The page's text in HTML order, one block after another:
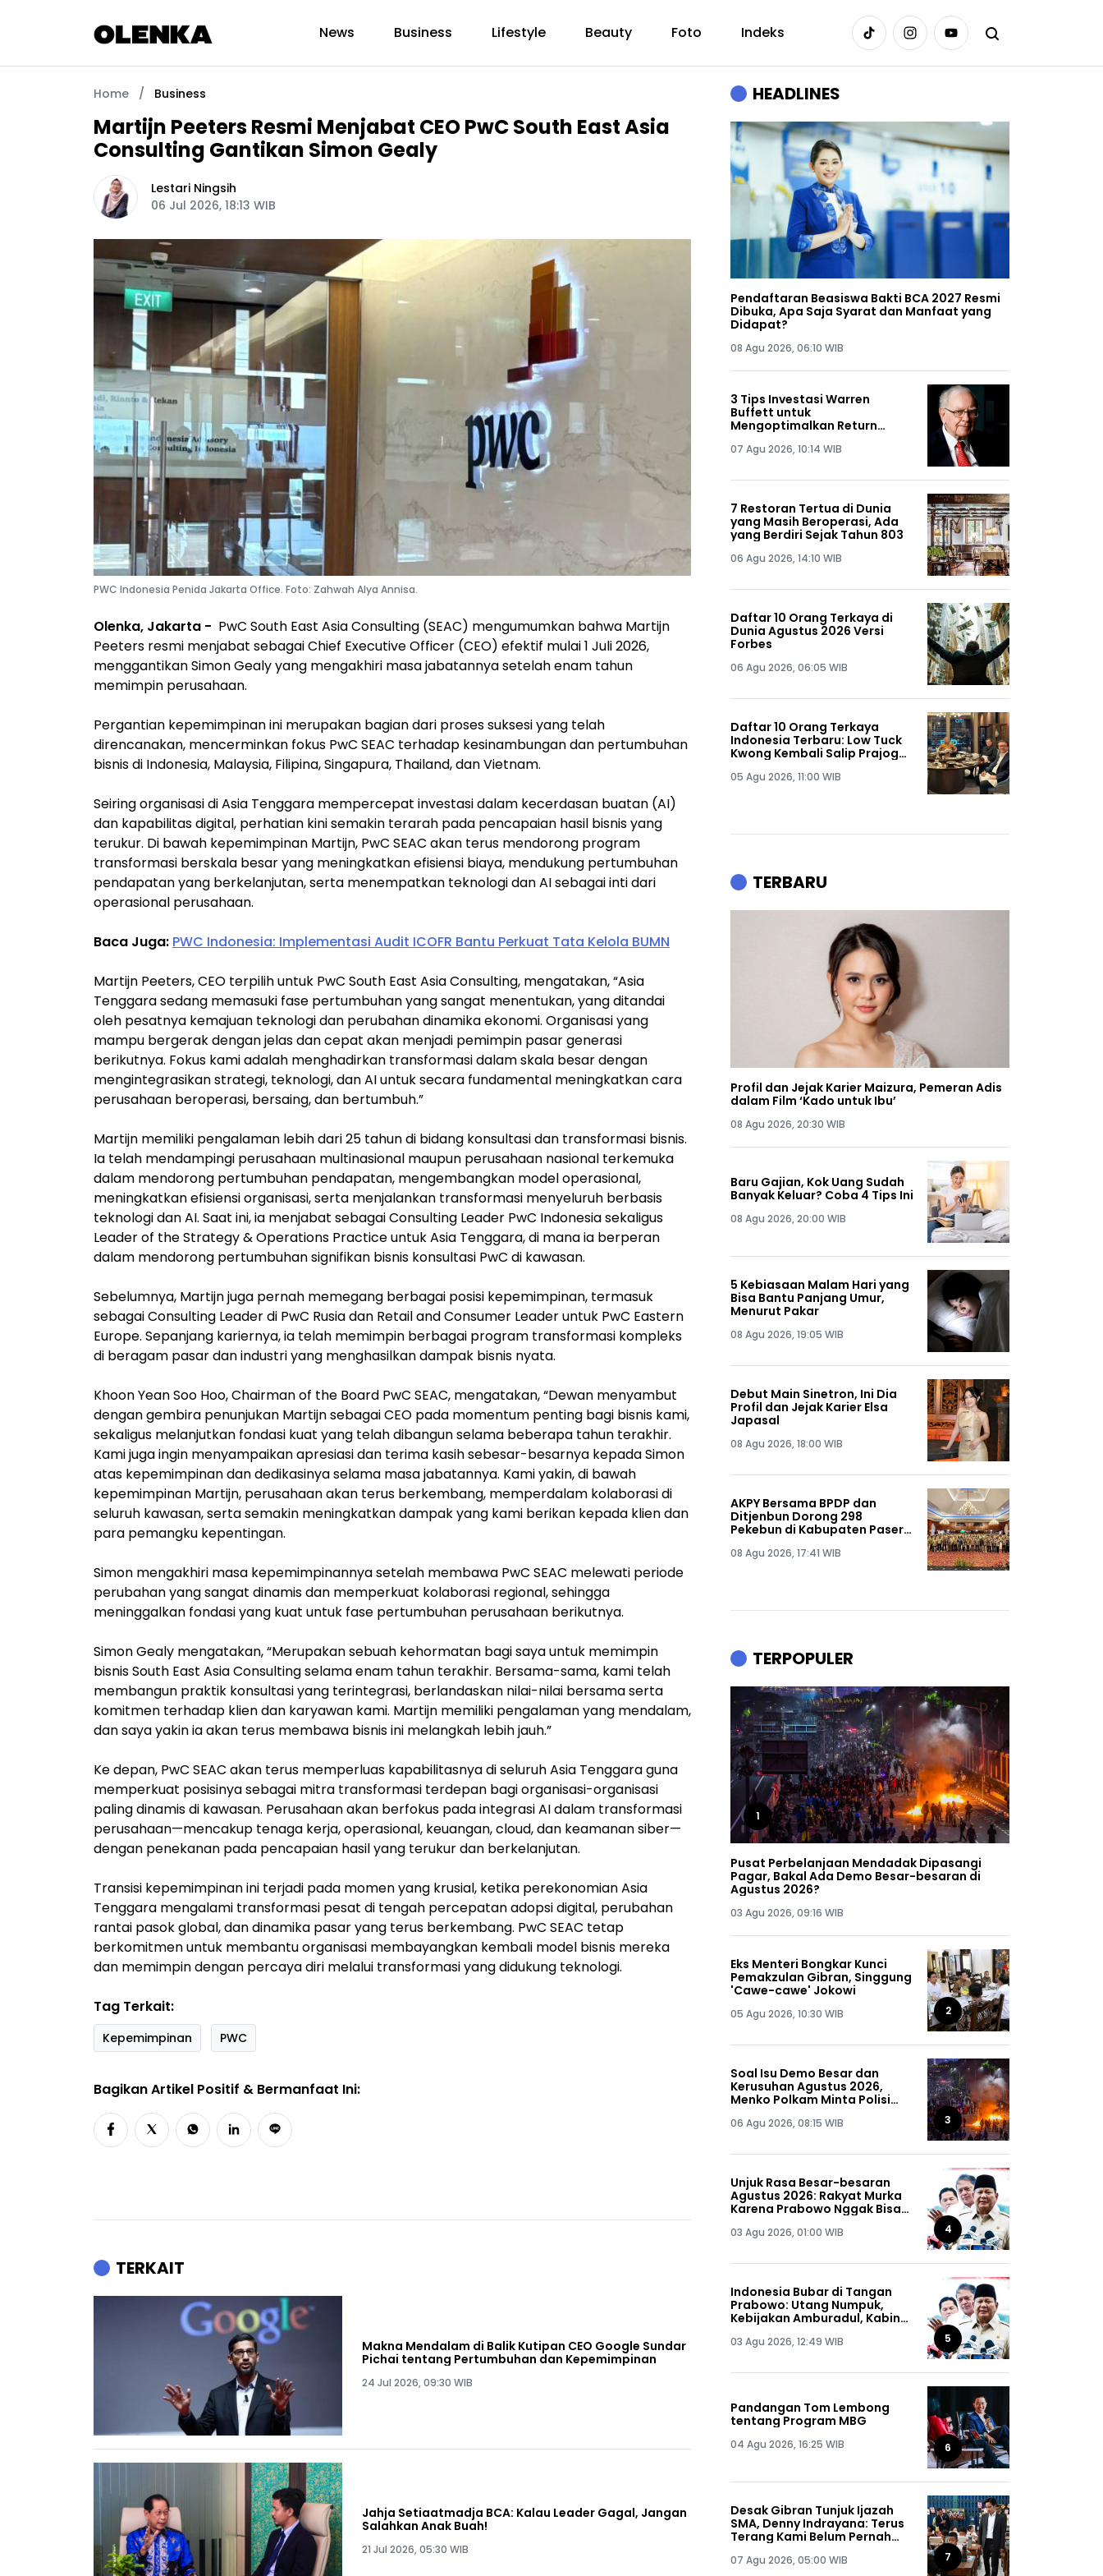
News Business Lifestyle Beauty Foto Indeks
Home / Business
Martijn Peeters Resmi Menjabat CEO PwC South East Asia
Consulting Gantikan Simon Gealy
Lestari Ningsih
06 Jul 2026, 18:13 WIB
PWC Indonesia Penida Jakarta Office. Foto: Zahwah Alya Annisa.
Olenka, Jakarta - PwC South East Asia Consulting (SEAC) mengumumkan bahwa Martijn
Peeters resmi menjabat sebagai Chief Executive Officer (CEO) efektif mulai 1 Juli 2026,
menggantikan Simon Gealy yang mengakhiri masa jabatannya setelah enam tahun
memimpin perusahaan.
Pergantian kepemimpinan ini merupakan bagian dari proses suksesi yang telah
direncanakan, mencerminkan fokus PwC SEAC terhadap kesinambungan dan pertumbuhan
bisnis di Indonesia, Malaysia, Filipina, Singapura, Thailand, dan Vietnam.
Seiring organisasi di Asia Tenggara mempercepat investasi dalam kecerdasan buatan (AI)
dan kapabilitas digital, perhatian kini semakin terarah pada pencapaian hasil bisnis yang
terukur. Di bawah kepemimpinan Martijn, PwC SEAC akan terus mendorong program
transformasi berskala besar yang meningkatkan efisiensi biaya, mendukung pertumbuhan
pendapatan yang berkelanjutan, serta menempatkan teknologi dan AI sebagai inti dari
operasional perusahaan.
Baca Juga: PWC Indonesia: Implementasi Audit ICOFR Bantu Perkuat Tata Kelola BUMN
Martijn Peeters, CEO terpilih untuk PwC South East Asia Consulting, mengatakan, “Asia
Tenggara sedang memasuki fase pertumbuhan yang sangat menentukan, yang ditandai
oleh pesatnya kemajuan teknologi dan perubahan dinamika ekonomi. Organisasi yang
mampu bergerak dengan jelas dan cepat akan menjadi pemimpin pasar generasi
berikutnya. Fokus kami adalah menghadirkan transformasi dalam skala besar dengan
mengintegrasikan strategi, teknologi, dan AI untuk secara fundamental meningkatkan cara
perusahaan beroperasi, bersaing, dan bertumbuh.”
Martijn memiliki pengalaman lebih dari 25 tahun di bidang konsultasi dan transformasi bisnis.
Ia telah mendampingi perusahaan multinasional maupun perusahaan nasional terkemuka
dalam mendorong pertumbuhan pendapatan, mengembangkan model operasional,
meningkatkan efisiensi organisasi, serta menjalankan transformasi menyeluruh berbasis
teknologi dan AI. Saat ini, ia menjabat sebagai Consulting Leader PwC Indonesia sekaligus
Leader of the Strategy & Operations Practice untuk Asia Tenggara, di mana ia berperan
dalam mendorong pertumbuhan signifikan bisnis konsultasi PwC di kawasan.
Sebelumnya, Martijn juga pernah memegang berbagai posisi kepemimpinan, termasuk
sebagai Consulting Leader di PwC Rusia dan Retail and Consumer Leader untuk PwC Eastern
Europe. Sepanjang kariernya, ia telah memimpin berbagai program transformasi kompleks
di beragam pasar dan industri yang menghasilkan dampak bisnis nyata.
Khoon Yean Soo Hoo, Chairman of the Board PwC SEAC, mengatakan, “Dewan menyambut
dengan gembira penunjukan Martijn sebagai CEO pada momentum penting bagi bisnis kami,
sekaligus melanjutkan fondasi kuat yang telah dibangun selama beberapa tahun terakhir.
Kami juga ingin menyampaikan apresiasi dan terima kasih sebesar-besarnya kepada Simon
atas kepemimpinan dan dedikasinya selama masa jabatannya. Kami yakin, di bawah
kepemimpinan Martijn, perusahaan akan terus berkembang, memperdalam kolaborasi di
seluruh kawasan, serta semakin meningkatkan dampak yang kami berikan kepada klien dan
para pemangku kepentingan.
Simon mengakhiri masa kepemimpinannya setelah membawa PwC SEAC melewati periode
perubahan yang sangat dinamis dan memperkuat kolaborasi regional, sehingga
meninggalkan fondasi yang kuat untuk fase pertumbuhan perusahaan berikutnya.
Simon Gealy mengatakan, “Merupakan sebuah kehormatan bagi saya untuk memimpin
bisnis South East Asia Consulting selama enam tahun terakhir. Bersama-sama, kami telah
membangun praktik konsultasi yang terintegrasi, berlandaskan nilai-nilai bersama serta
komitmen terhadap klien dan karyawan kami. Martijn memiliki pengalaman yang mendalam,
dan saya yakin ia akan terus membawa bisnis ini melangkah lebih jauh.”
Ke depan, PwC SEAC akan terus memperluas kapabilitasnya di seluruh Asia Tenggara guna
memperkuat posisinya sebagai mitra transformasi terdepan bagi organisasi-organisasi
paling dinamis di kawasan. Perusahaan akan berfokus pada integrasi AI dalam transformasi
perusahaan—mencakup tenaga kerja, operasional, keuangan, cloud, dan keamanan siber—
dengan penekanan pada pencapaian hasil yang terukur dan berkelanjutan.
Transisi kepemimpinan ini terjadi pada momen yang krusial, ketika perekonomian Asia
Tenggara mengalami transformasi pesat di tengah percepatan adopsi digital, perubahan
rantai pasok global, dan dinamika pasar yang terus berkembang. PwC SEAC tetap
berkomitmen untuk membantu organisasi membayangkan kembali model bisnis mereka
dan memimpin dengan percaya diri melalui transformasi yang didukung teknologi.
Tag Terkait:
Kepemimpinan PWC
Bagikan Artikel Positif & Bermanfaat Ini:
TERKAIT
Makna Mendalam di Balik Kutipan CEO Google Sundar
Pichai tentang Pertumbuhan dan Kepemimpinan
24 Jul 2026, 09:30 WIB
Jahja Setiaatmadja BCA: Kalau Leader Gagal, Jangan
Salahkan Anak Buah!
21 Jul 2026, 05:30 WIB
HEADLINES
Pendaftaran Beasiswa Bakti BCA 2027 Resmi
Dibuka, Apa Saja Syarat dan Manfaat yang
Didapat?
08 Agu 2026, 06:10 WIB
3 Tips Investasi Warren
Buffett untuk
Mengoptimalkan Return
07 Agu 2026, 10:14 WIB
7 Restoran Tertua di Dunia
yang Masih Beroperasi, Ada
yang Berdiri Sejak Tahun 803
06 Agu 2026, 14:10 WIB
Daftar 10 Orang Terkaya di
Dunia Agustus 2026 Versi
Forbes
06 Agu 2026, 06:05 WIB
Daftar 10 Orang Terkaya
Indonesia Terbaru: Low Tuck
Kwong Kembali Salip Prajogo
05 Agu 2026, 11:00 WIB
TERBARU
Profil dan Jejak Karier Maizura, Pemeran Adis
dalam Film ‘Kado untuk Ibu’
08 Agu 2026, 20:30 WIB
Baru Gajian, Kok Uang Sudah
Banyak Keluar? Coba 4 Tips Ini
08 Agu 2026, 20:00 WIB
5 Kebiasaan Malam Hari yang
Bisa Bantu Panjang Umur,
Menurut Pakar
08 Agu 2026, 19:05 WIB
Debut Main Sinetron, Ini Dia
Profil dan Jejak Karier Elsa
Japasal
08 Agu 2026, 18:00 WIB
AKPY Bersama BPDP dan
Ditjenbun Dorong 298
Pekebun di Kabupaten Paser
Sawit
08 Agu 2026, 17:41 WIB
TERPOPULER
1
Pusat Perbelanjaan Mendadak Dipasangi
Pagar, Bakal Ada Demo Besar-besaran di
Agustus 2026?
03 Agu 2026, 09:16 WIB
Eks Menteri Bongkar Kunci
Pemakzulan Gibran, Singgung
'Cawe-cawe' Jokowi
05 Agu 2026, 10:30 WIB 2
Soal Isu Demo Besar dan
Kerusuhan Agustus 2026,
Menko Polkam Minta Polisi
Dapat, Siap-siap!
06 Agu 2026, 08:15 WIB 3
Unjuk Rasa Besar-besaran
Agustus 2026: Rakyat Murka
Karena Prabowo Nggak Bisa
03 Agu 2026, 01:00 WIB 4
Indonesia Bubar di Tangan
Prabowo: Utang Numpuk,
Kebijakan Amburadul, Kabinet
Semua!
03 Agu 2026, 12:49 WIB 5
Pandangan Tom Lembong
tentang Program MBG
04 Agu 2026, 16:25 WIB 6
Desak Gibran Tunjuk Ijazah
SMA, Denny Indrayana: Terus
Terang Kami Belum Pernah
07 Agu 2026, 05:00 WIB 7